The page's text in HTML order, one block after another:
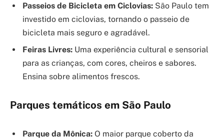
Passeios de Bicicleta em Ciclovias: São Paulo tem
investido em ciclovias, tornando o passeio de
bicicleta mais seguro e agradável.
Feiras Livres: Uma experiência cultural e sensorial
para as crianças, com cores, cheiros e sabores.
Ensina sobre alimentos frescos.
Parques temáticos em São Paulo
Parque da Mônica: O maior parque coberto da